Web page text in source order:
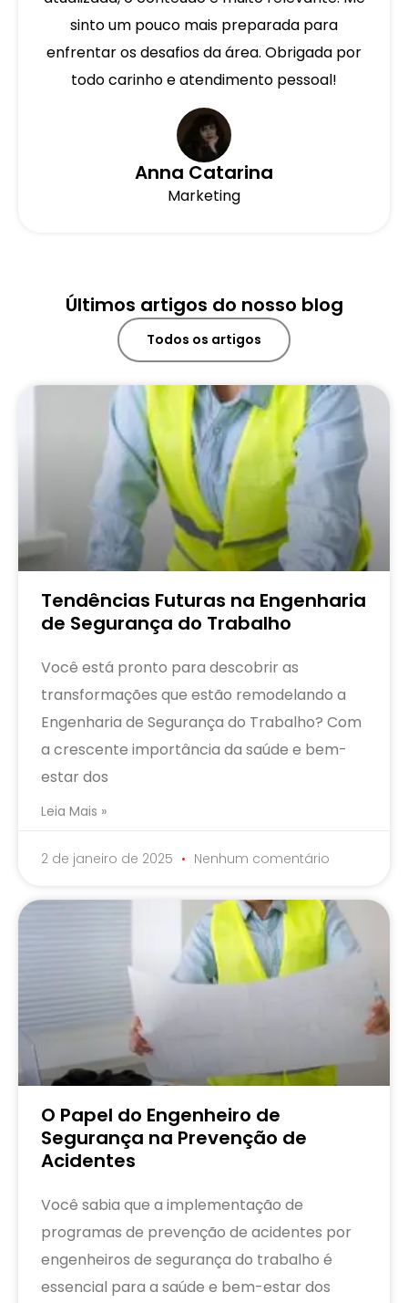
sinto um pouco mais preparada para
enfrentar os desafios da área. Obrigada por
todo carinho e atendimento pessoal!
Anna Catarina
Marketing
Últimos artigos do nosso blog
Todos os artigos
Tendências Futuras na Engenharia
de Segurança do Trabalho
Você está pronto para descobrir as
transformações que estão remodelando a
Engenharia de Segurança do Trabalho? Com
a crescente importância da saúde e bem-
estar dos
Leia Mais »
2 de janeiro de 2025 Nenhum comentário
O Papel do Engenheiro de
Segurança na Prevenção de
Acidentes
Você sabia que a implementação de
programas de prevenção de acidentes por
engenheiros de segurança do trabalho é
essencial para a saúde e bem-estar dos